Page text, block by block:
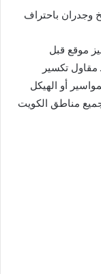
وجدران باحتراف
موقع قبل
تكسير
أو الهيكل
مناطق الكويت